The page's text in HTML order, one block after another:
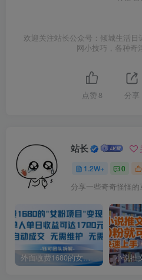
欢迎关注站长公众号：倾城生活
网小技巧，各种奇
点赞 8 分享
站长
1.2W+ 0
外面收费1680的女粉项目变现，单人单日收益可达1.7k，全自动成交无需维护